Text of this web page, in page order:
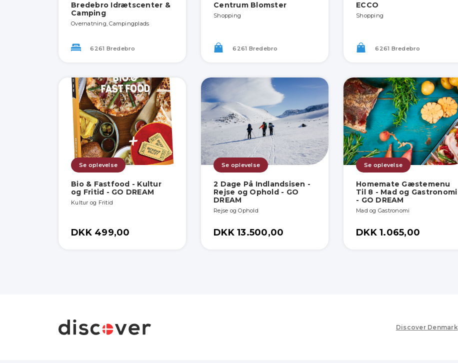
Bredebro Idrætscenter &
Camping
Overnatning, Campingplads
6261 Bredebro
Centrum Blomster
Shopping
6261 Bredebro
ECCO
Shopping
6261 Bredebro
Se oplevelse
Bio & Fastfood - Kultur
og Fritid - GO DREAM
Kultur og Fritid
DKK 499,00
Se oplevelse
2 Dage På Indlandsisen -
Rejse og Ophold - GO
DREAM
Rejse og Ophold
DKK 13.500,00
Se oplevelse
Homemate Gæstemenu
Til 8 - Mad og Gastronomi
- GO DREAM
Mad og Gastronomi
DKK 1.065,00
Discover Denmark